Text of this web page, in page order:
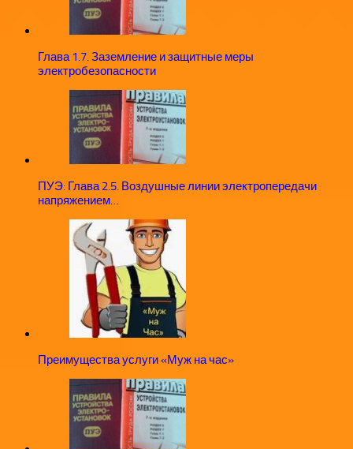
Глава 1.7. Заземление и защитные меры
электробезопасности
ПУЭ: Глава 2.5. Воздушные линии электропередачи
напряжением…
Преимущества услуги «Муж на час»